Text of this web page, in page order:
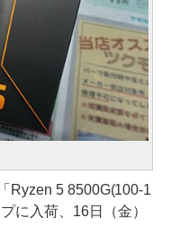
Ryzen 5 8500G(100-1
に入荷、16日（金）